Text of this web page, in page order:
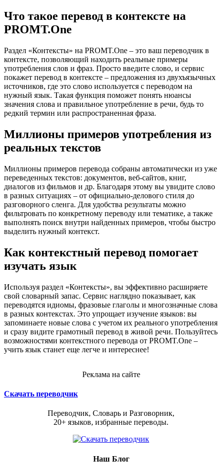
Что такое перевод в контексте на
PROMT.One
Раздел «Контексты» на PROMT.One – это ваш переводчик в
контексте, позволяющий находить реальные примеры
употребления слов и фраз. Просто введите слово, и сервис
покажет перевод в контексте – предложения из двухъязычных
источников, где это слово используется с переводом на
нужный язык. Такая функция поможет понять нюансы
значения слова и правильное употребление в речи, будь то
редкий термин или распространенная фраза.
Миллионы примеров употребления из
реальных текстов
Миллионы примеров перевода собраны автоматически из уже
переведенных текстов: документов, веб-сайтов, книг,
диалогов из фильмов и др. Благодаря этому вы увидите слово
в разных ситуациях – от официально-делового стиля до
разговорного сленга. Для удобства результаты можно
фильтровать по конкретному переводу или тематике, а также
выполнять поиск внутри найденных примеров, чтобы быстро
выделить нужный контекст.
Как контекстный перевод помогает
изучать язык
Используя раздел «Контексты», вы эффективно расширяете
свой словарный запас. Сервис наглядно показывает, как
переводятся идиомы, фразовые глаголы и многозначные слова
в разных контекстах. Это упрощает изучение языков: вы
запоминаете новые слова с учетом их реального употребления
и сразу видите грамотный перевод в живой речи. Пользуйтесь
возможностями контекстного перевода от PROMT.One –
учить язык станет еще легче и интереснее!
Реклама на сайте
Скачать переводчик
Переводчик, Словарь и Разговорник,
20+ языков, избранные переводы.
Наш Блог